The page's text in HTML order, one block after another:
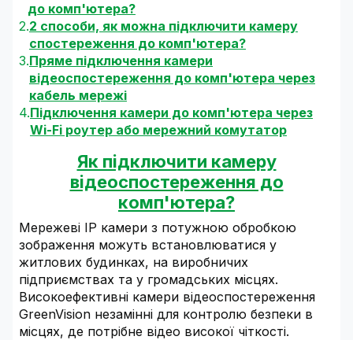
до комп'ютера?
2 способи, як можна підключити камеру
спостереження до комп'ютера?
Пряме підключення камери
відеоспостереження до комп'ютера через
кабель мережі
Підключення камери до комп'ютера через
Wi-Fi роутер або мережний комутатор
Як підключити камеру
відеоспостереження до
комп'ютера?
Мережеві IP камери з потужною обробкою
зображення можуть встановлюватися у
житлових будинках, на виробничих
підприємствах та у громадських місцях.
Високоефективні камери відеоспостереження
GreenVision незамінні для контролю безпеки в
місцях, де потрібне відео високої чіткості.